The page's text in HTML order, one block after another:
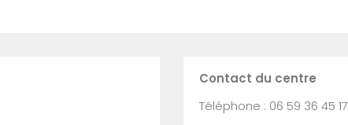
Contact du centre
Téléphone : 06 59 36 45 17